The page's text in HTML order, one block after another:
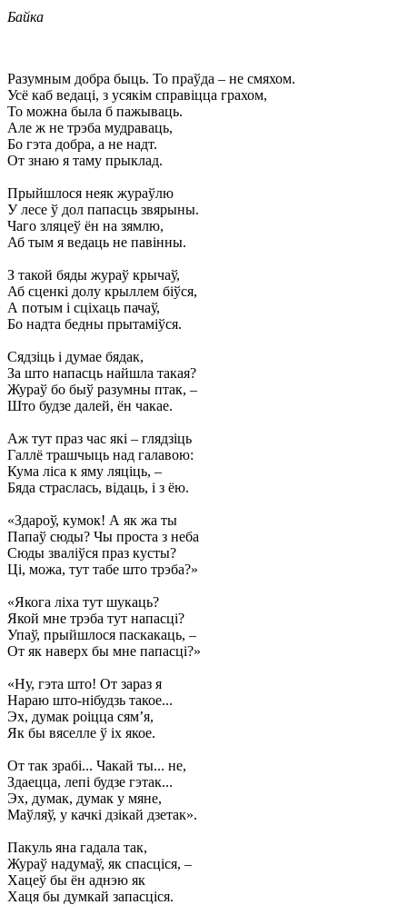
Байка
Разумным добра быць. То праўда – не смяхом.
Усё каб ведаці, з усякім справіцца грахом,
То можна была б пажываць.
Але ж не трэба мудраваць,
Бо гэта добра, а не надт.
От знаю я таму прыклад.
Прыйшлося неяк жураўлю
У лесе ў дол папасць звярыны.
Чаго зляцеў ён на зямлю,
Аб тым я ведаць не павінны.
З такой бяды жураў крычаў,
Аб сценкі долу крыллем біўся,
А потым і сціхаць пачаў,
Бо надта бедны прытаміўся.
Сядзіць і думае бядак,
За што напасць найшла такая?
Жураў бо быў разумны птак, –
Што будзе далей, ён чакае.
Аж тут праз час які – глядзіць
Галлё трашчыць над галавою:
Кума ліса к яму ляціць, –
Бяда страслась, відаць, і з ёю.
«Здароў, кумок! А як жа ты
Папаў сюды? Чы проста з неба
Сюды зваліўся праз кусты?
Ці, можа, тут табе што трэба?»
«Якога ліха тут шукаць?
Якой мне трэба тут напасці?
Упаў, прыйшлося паскакаць, –
От як наверх бы мне папасці?»
«Ну, гэта што! От зараз я
Нараю што-нібудзь такое...
Эх, думак роіцца сям’я,
Як бы вяселле ў іх якое.
От так зрабі... Чакай ты... не,
Здаецца, лепі будзе гэтак...
Эх, думак, думак у мяне,
Маўляў, у качкі дзікай дзетак».
Пакуль яна гадала так,
Жураў надумаў, як спасціся, –
Хацеў бы ён аднэю як
Хаця бы думкай запасціся.